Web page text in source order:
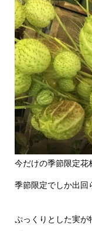
今だけの季節限定花
季節限定でしか出回
ぷっくりとした実が